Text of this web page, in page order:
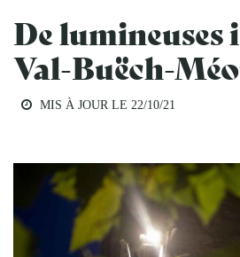
De lumineuses
Val-Buëch-
MIS À JOUR LE 22/10/21